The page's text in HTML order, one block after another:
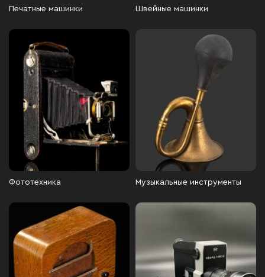
Печатные машинки Швейные машинки
Фототехника Музыкальные инструменты